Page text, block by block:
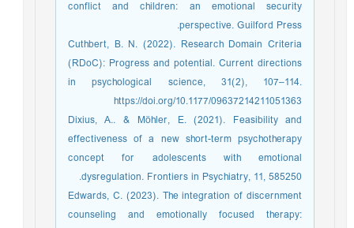
conflict and children: an emotional security
perspective. Guilford Press.
Cuthbert, B. N. (2022). Research Domain Criteria
(RDoC): Progress and potential. Current directions
in psychological science, 31(2), 107–114.
https://doi.org/10.1177/09637214211051363
Dixius, A.. & Möhler, E. (2021). Feasibility and
effectiveness of a new short-term psychotherapy
concept for adolescents with emotional
dysregulation. Frontiers in Psychiatry, 11, 585250.
Edwards, C. (2023). The integration of discernment
counseling and emotionally focused therapy: